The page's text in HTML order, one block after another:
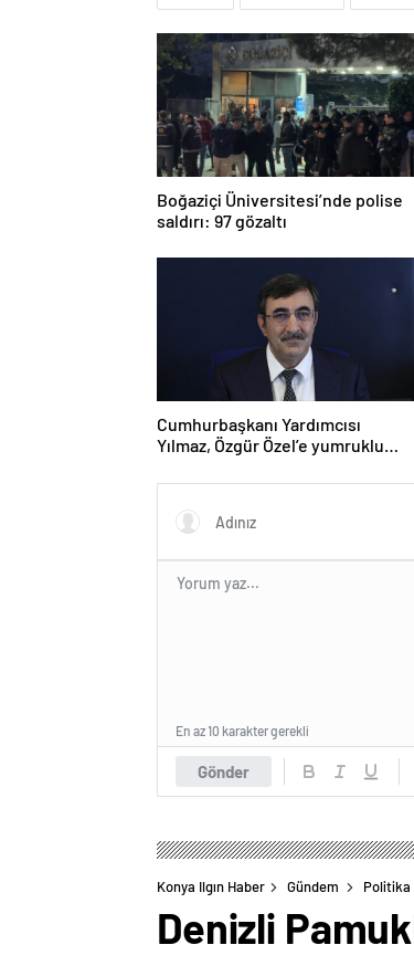
Boğaziçi Üniversitesi’nde polise
saldırı: 97 gözaltı
Cumhurbaşkanı Yardımcısı
Yılmaz, Özgür Özel’e yumruklu
Gönder
En az 10 karakter gerekli
Konya Ilgın Haber Gündem Politika
Denizli